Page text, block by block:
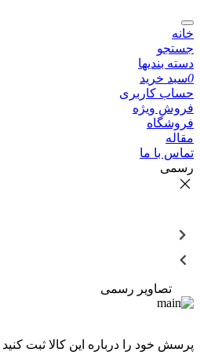
خانه
جستجو
دسته بندیها
0سبد خرید
حساب کاربری
فروش ویژه
فروشگاه
مقاله
تماس با ما
رسمی
تصاویر رسمی
پرسش خود را درباره این کالا ثبت کنید